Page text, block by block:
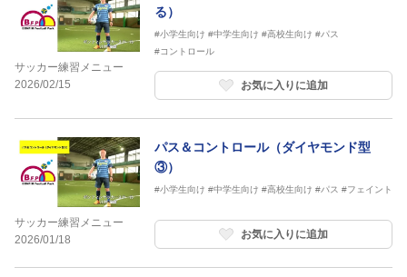
サッカー練習メニュー
2026/02/15
る）
#小学生向け #中学生向け #高校生向け #パス
#コントロール
お気に入りに追加
サッカー練習メニュー
2026/01/18
パス＆コントロール（ダイヤモンド型
③）
#小学生向け #中学生向け #高校生向け #パス #フェイント
お気に入りに追加